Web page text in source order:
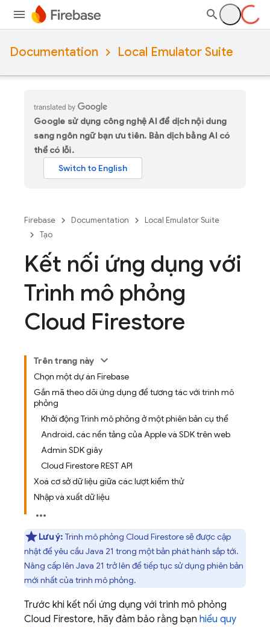
Documentation Local Emulator Suite
Google sử dụng công nghệ AI để dịch nội dung
sang ngôn ngữ bạn ưu tiên. Bản dịch bằng AI có
thể có lỗi.
Firebase Documentation
Local Emulator Suite
Tạo
Kết nối ứng dụng với
Trình mô phỏng
Cloud Firestore
Trên trang này
Chọn một dự án Firebase
Gắn mã theo dõi ứng dụng để tương tác với trình mô
phỏng
Khởi động Trình mô phỏng ở một phiên bản cụ thể
Android, các nền tảng của Apple và SDK trên web
Admin SDK giây
Cloud Firestore REST API
Xoá cơ sở dữ liệu giữa các lượt kiểm thử
Nhập và xuất dữ liệu
Lưu ý: Trình mô phỏng Cloud Firestoresẽ được cập
nhật để yêu cầu Java 21 trong một bản phát hành sắp tới.
Nâng cấp lên Java 21 trở lên để tiếp tục sử dụng phiên bản
mới nhất của trình mô phỏng.
Trước khi kết nối ứng dụng với trình mô phỏng
Cloud Firestore, hãy đảm bảo rằng bạn hiểu quy